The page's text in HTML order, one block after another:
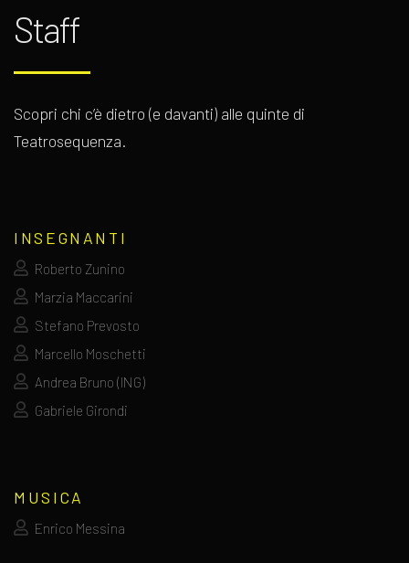
Staff
Scopri chi c’è dietro (e davanti) alle quinte di
Teatrosequenza.
INSEGNANTI
Roberto Zunino
Marzia Maccarini
Stefano Prevosto
Marcello Moschetti
Andrea Bruno (ING)
Gabriele Girondi
MUSICA
Enrico Messina